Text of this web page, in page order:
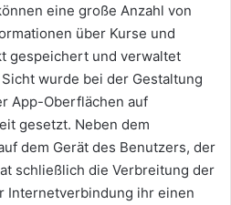
eine große Anzahl von
über Kurse und
gespeichert und verwaltet
wurde bei der Gestaltung
App-Oberflächen auf
gesetzt. Neben dem
dem Gerät des Benutzers, der
schließlich die Verbreitung der
Internetverbindung ihr einen